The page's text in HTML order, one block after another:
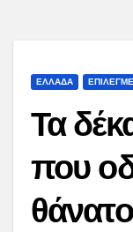
ΕΛΛΑΔΑ
Τα
που